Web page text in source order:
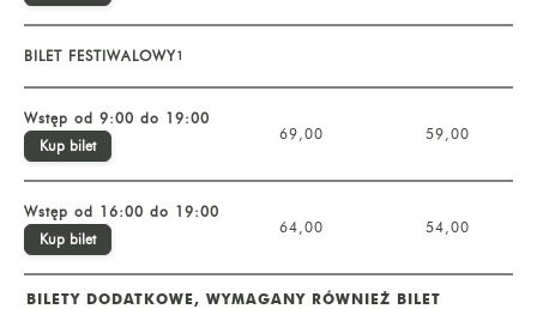
BILET FESTIWALOWY1
Wstęp od 9:00 do 19:00
Kup bilet
69,00 59,00
Wstęp od 16:00 do 19:00
Kup bilet
64,00 54,00
BILETY DODATKOWE, WYMAGANY RÓWNIEŻ BILET